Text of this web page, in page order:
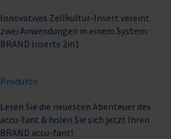
Innovatives Zellkultur-Insert vereint
zwei Anwendungen in einem System:
BRAND Inserts 2in1
Produkte
Lesen Sie die neuesten Abenteuer des
accu-fant & holen Sie sich jetzt Ihren
BRAND accu-fant!